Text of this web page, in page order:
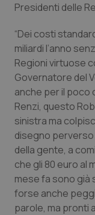
Lombardia
Marche
Molise
Piemonte
Provincia
Provincia
Disturbi
Dolore
Donna &
Epatiti
HIV
Infezioni &
Presidenti delle
“Dei costi
miliardi l’anno
Regioni virtuose
Governatore del
anche per il poco
Renzi, questo
sinistra ma
disegno
della gente, a
che gli 80 euro al
mese fa sono già
forse anche
parole, ma pronti